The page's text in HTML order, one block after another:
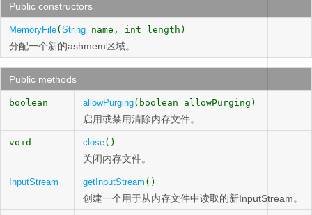
Public constructors
MemoryFile( String name, int length)
分配一个新的ashmem区域。
Public methods
boolean allowPurging(boolean allowPurging)
启用或禁用清除内存文件。
void close()
关闭内存文件。
InputStream getInputStream ()
创建一个用于从内存文件中读取的新InputStream。